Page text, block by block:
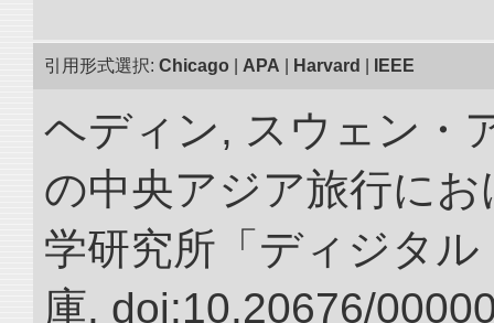
引用形式選択: Chicago APA Harvard IEEE
ヘディン, スウェン・
の中央アジア旅行にお
学研究所「ディジタ
庫. doi:10.20676/